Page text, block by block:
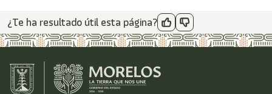
¿Te ha resultado útil esta página?